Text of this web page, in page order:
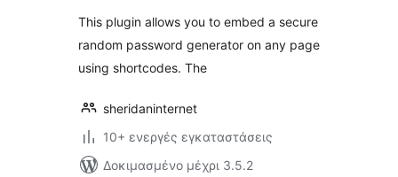
This plugin allows you to embed a secure
random password generator on any page
using shortcodes. The
sheridaninternet
10+ ενεργές εγκαταστάσεις
Δοκιμασμένο μέχρι 3.5.2